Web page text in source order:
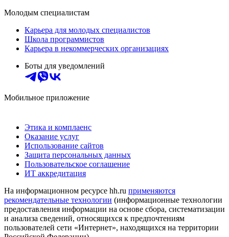
Молодым специалистам
Карьера для молодых специалистов
Школа программистов
Карьера в некоммерческих организациях
Боты для уведомлений
Мобильное приложение
Этика и комплаенс
Оказание услуг
Использование сайтов
Защита персональных данных
Пользовательское соглашение
ИТ аккредитация
На информационном ресурсе hh.ru применяются
рекомендательные технологии (информационные технологии
предоставления информации на основе сбора, систематизации
и анализа сведений, относящихся к предпочтениям
пользователей сети «Интернет», находящихся на территории